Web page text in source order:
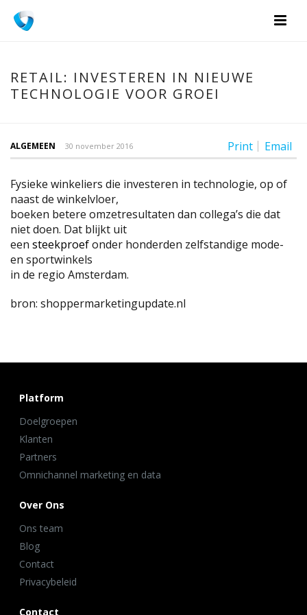
RETAIL: INVESTEREN IN NIEUWE
TECHNOLOGIE VOOR GROEI
Print Email
ALGEMEEN 30 november 2016
Fysieke winkeliers die investeren in technologie, op of
naast de winkelvloer,
boeken betere omzetresultaten dan collega’s die dat
niet doen. Dat blijkt uit
een steekproefonder honderden zelfstandige mode-
en sportwinkels
in de regio Amsterdam.
bron: shoppermarketingupdate.nl
Platform
Doelgroepen
Klanten
Partners
Omnichannel marketing en data
Over Ons
Ons team
Blog
Contact
Privacybeleid
Contact